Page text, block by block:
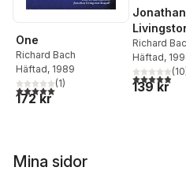
One
Richard Bach
Häftad, 1989
5,0utav 5 stjärnor. Totalt antal röster:
(1)
172 kr
Jonathan
Richard
Häftad,
4,9utav 5(10
139 kr
Mina sidor